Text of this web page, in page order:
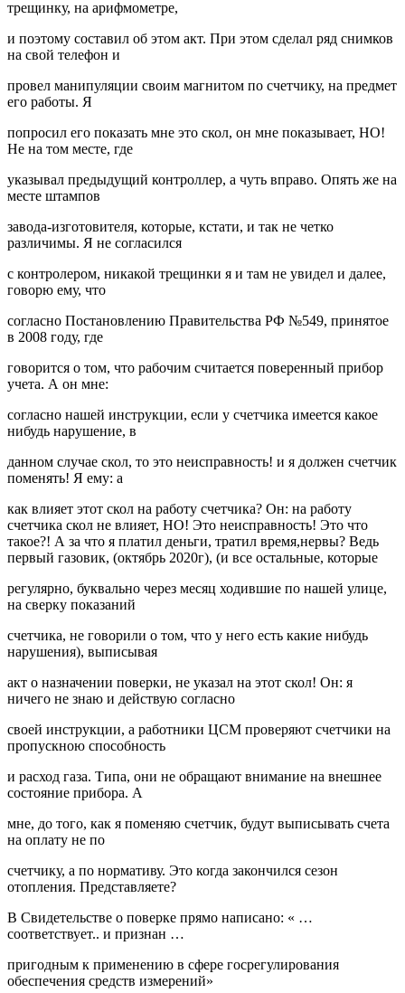
трещинку, на арифмометре,
и поэтому составил об этом акт. При этом сделал ряд снимков
на свой телефон и
провел манипуляции своим магнитом по счетчику, на предмет
его работы. Я
попросил его показать мне это скол, он мне показывает, НО!
Не на том месте, где
указывал предыдущий контроллер, а чуть вправо. Опять же на
месте штампов
завода-изготовителя, которые, кстати, и так не четко
различимы. Я не согласился
с контролером, никакой трещинки я и там не увидел и далее,
говорю ему, что
согласно Постановлению Правительства РФ №549, принятое
в 2008 году, где
говорится о том, что рабочим считается поверенный прибор
учета. А он мне:
согласно нашей инструкции, если у счетчика имеется какое
нибудь нарушение, в
данном случае скол, то это неисправность! и я должен счетчик
поменять! Я ему: а
как влияет этот скол на работу счетчика? Он: на работу
счетчика скол не влияет, НО! Это неисправность! Это что
такое?! А за что я платил деньги, тратил время,нервы? Ведь
первый газовик, (октябрь 2020г), (и все остальные, которые
регулярно, буквально через месяц ходившие по нашей улице,
на сверку показаний
счетчика, не говорили о том, что у него есть какие нибудь
нарушения), выписывая
акт о назначении поверки, не указал на этот скол! Он: я
ничего не знаю и действую согласно
своей инструкции, а работники ЦСМ проверяют счетчики на
пропускною способность
и расход газа. Типа, они не обращают внимание на внешнее
состояние прибора. А
мне, до того, как я поменяю счетчик, будут выписывать счета
на оплату не по
счетчику, а по нормативу. Это когда закончился сезон
отопления. Представляете?
В Свидетельстве о поверке прямо написано: « …
соответствует.. и признан …
пригодным к применению в сфере госрегулирования
обеспечения средств измерений»